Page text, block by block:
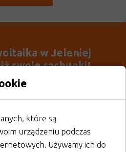
Oszczędność
w Jeleniej
swoje rachunki!
które są
urządzeniu podczas
Używamy ich do